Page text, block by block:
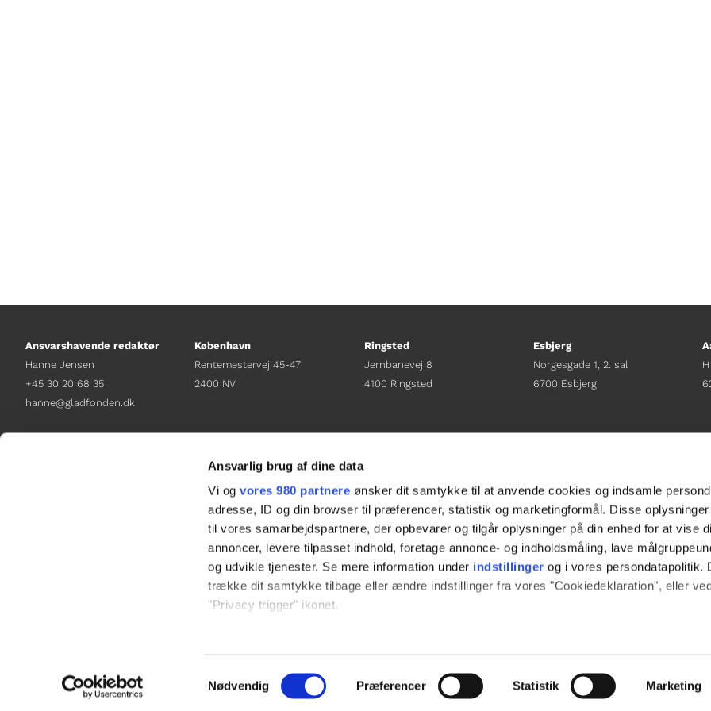
Ansvarlig brug af dine data
Vi ogvores 980 partnere ønsker dit samtykke til at anvende cookies og indsamle
adresse, ID og din browser til præferencer, statistik og marketingformål. Disse
til vores samarbejdspartnere, der opbevarer og tilgår oplysninger på din enhed for at vise
annoncer, levere tilpasset indhold, foretage annonce- og indholdsmåling, lave
og udvikle tjenester. Se mere information under indstillinger og i vores persondatapolitik.
trække dit samtykke tilbage eller ændre indstillinger fra vores "Cookiedeklaration", eller
"Privacy trigger" ikonet.
Vi bruger cookies til at tilpasse vores indhold og annoncer, til at vise dig funktioner til
til at analysere vores trafik. Vi deler også oplysninger om din brug af vores hjemmeside
Samtykkevalg
Nødvendig Præferencer Statistik Marketing
Ansvarshavende redaktør
Hanne Jensen
+45 30 20 68 35
hanne@gladfonden.dk
København
Rentemestervej 45-47
2400 NV
+45 38 12 01 00
Ringsted
Jernbanevej 8
4100 Ringsted
sacha.lw@gladfonden.dk
Esbjerg
Norgesgade 1, 2. sal
6700 Esbjerg
sanne.h@gladfonden.dk
   